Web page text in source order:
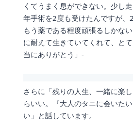
くてうまく息ができない。少し
年手術を2度も受けたんですが、
もう薬である程度頑張るしかな
に耐えて生きていてくれて、と
当にありがとう」-
さらに「残りの人生、一緒に楽
らいい。『大人のタニに会いた
い」と話しています。